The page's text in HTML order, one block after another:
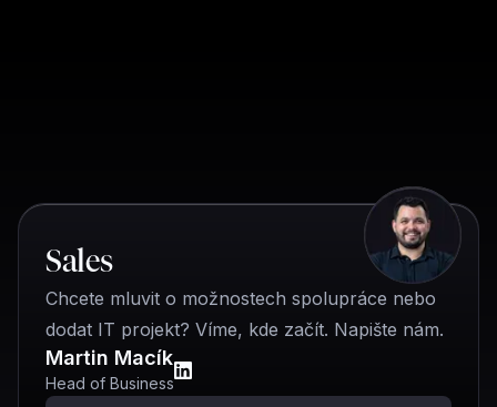
Rychlý kontakt
Sales
Chcete mluvit o možnostech spolupráce nebo
dodat IT projekt? Víme, kde začít. Napište nám.
Martin Macík
Head of Business